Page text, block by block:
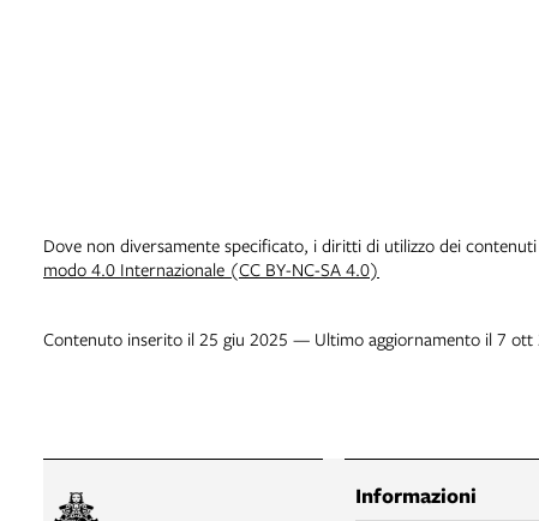
Dove non diversamente specificato, i diritti di utilizzo dei
modo 4.0 Internazionale (CC BY-NC-SA 4.0)
Contenuto inserito il 25 giu 2025 — Ultimo aggiornamento il 7 ott
Informazioni